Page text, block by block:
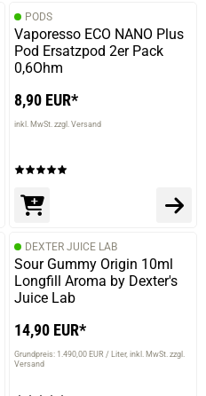
PODS
Vaporesso ECO NANO Plus
Pod Ersatzpod 2er Pack
0,6Ohm
8,90 EUR*
inkl. MwSt. zzgl. Versand
DEXTER JUICE LAB
Sour Gummy Origin 10ml
Longfill Aroma by Dexter's
Juice Lab
14,90 EUR*
Grundpreis: 1.490,00 EUR / Liter inkl. MwSt. zzgl.
Versand